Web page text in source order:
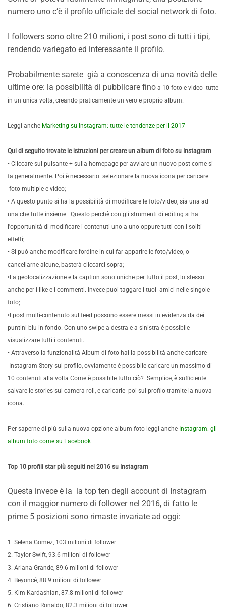
numero uno c’è il profilo ufficiale del social network di foto.
I followers sono oltre 210 milioni, i post sono di tutti i tipi,
rendendo variegato ed interessante il profilo.
Probabilmente sarete già a conoscenza di una novità delle
ultime ore: la possibilità di pubblicare fino a 10 foto e video tutte
in un unica volta, creando praticamente un vero e proprio album.
Leggi anche Marketing su Instagram: tutte le tendenze per il 2017
Qui di seguito trovate le istruzioni per creare un album di foto su Instagram
• Cliccare sul pulsante + sulla homepage per avviare un nuovo post come si
fa generalmente. Poi è necessario selezionare la nuova icona per caricare
foto multiple e video;
• A questo punto si ha la possibilità di modificare le foto/video, sia una ad
una che tutte insieme. Questo perchè con gli strumenti di editing si ha
l'opportunità di modificare i contenuti uno a uno oppure tutti con i soliti
effetti;
• Si può anche modificare l’ordine in cui far apparire le foto/video, o
cancellarne alcune, basterà cliccarci sopra;
•La geolocalizzazione e la caption sono uniche per tutto il post, lo stesso
anche per i like e i commenti. Invece puoi taggare i tuoi amici nelle singole
foto;
•I post multi-contenuto sul feed possono essere messi in evidenza da dei
puntini blu in fondo. Con uno swipe a destra e a sinistra è possibile
visualizzare tutti i contenuti.
• Attraverso la funzionalità Album di foto hai la possibilità anche caricare
Instagram Story sul profilo, ovviamente è possibile caricare un massimo di
10 contenuti alla volta Come è possibile tutto ciò? Semplice, è sufficiente
salvare le stories sul camera roll, e caricarle poi sul profilo tramite la nuova
icona.
Per saperne di più sulla nuova opzione album foto leggi anche Instagram: gli
album foto come su Facebook
Top 10 profili star più seguiti nel 2016 su Instagram
Questa invece è la la top ten degli account di Instagram
con il maggior numero di follower nel 2016, di fatto le
prime 5 posizioni sono rimaste invariate ad oggi:
1. Selena Gomez, 103 milioni di follower
2. Taylor Swift, 93.6 milioni di follower
3. Ariana Grande, 89.6 milioni di follower
4. Beyoncé, 88.9 milioni di follower
5. Kim Kardashian, 87.8 milioni di follower
6. Cristiano Ronaldo, 82.3 milioni di follower